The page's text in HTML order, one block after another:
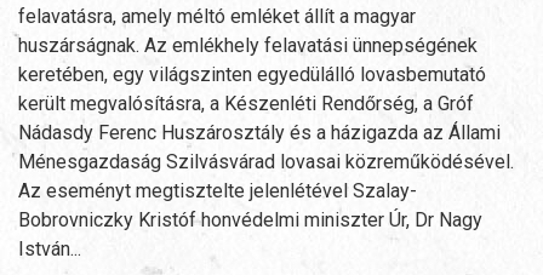
felavatásra, amely méltó emléket állít a magyar
huszárságnak. Az emlékhely felavatási ünnepségének
keretében, egy világszinten egyedülálló lovasbemutató
került megvalósításra, a Készenléti Rendőrség, a Gróf
Nádasdy Ferenc Huszárosztály és a házigazda az Állami
Ménesgazdaság Szilvásvárad lovasai közreműködésével.
Az eseményt megtisztelte jelenlétével Szalay-
Bobrovniczky Kristóf honvédelmi miniszter Úr, Dr Nagy
István...